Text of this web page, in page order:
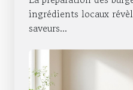
ingrédients locaux
saveurs...